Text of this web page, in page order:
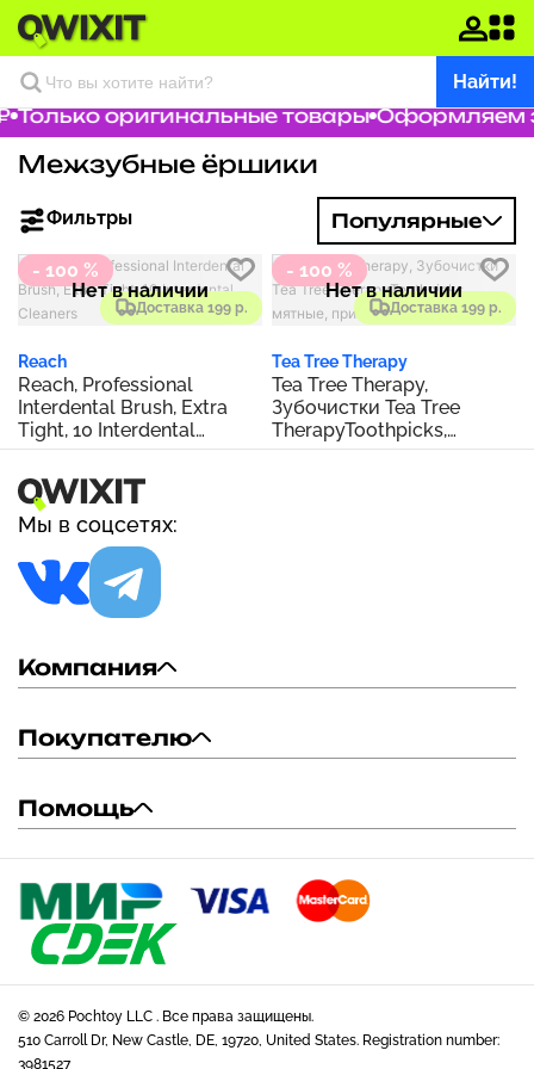
Найти!
Только оригинальные товары Оформляем
Межзубные ёршики
Фильтры Популярные
- 100 %
Доставка 199 р.
Нет в наличии
Reach
Reach, Professional
Interdental Brush, Extra
Tight, 10 Interdental
Cleaners
- 100 %
Доставка 199 р.
Нет в наличии
Tea Tree Therapy
Tea Tree Therapy,
Зубочистки Tea Tree
TherapyToothpicks,
мятные, примерно 100
Мы в соцсетях:
Компания
Покупателю
Помощь
© 2026 Pochtoy LLC . Все права защищены.
510 Carroll Dr, New Castle, DE, 19720, United States. Registration number:
3981527